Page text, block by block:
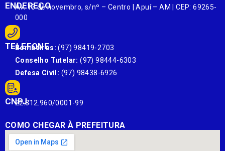
ENDEREÇO
Av. 13 de novembro, s/nº – Centro | Apuí – AM | CEP: 69265-
000
TELEFONE
Bombeiros: (97) 98419-2703
Conselho Tutelar: (97) 98444-6303
Defesa Civil: (97) 98438-6926
CNPJ:
22.812.960/0001-99
COMO CHEGAR À PREFEITURA